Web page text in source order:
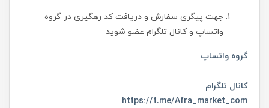
جهت پیگری سفارش و دریافت کد رهگیری در گروه
واتساپ و کانال تلگرام عضو شوید
گروه واتساپ
کانال تلگرام
https://t.me/Afra_market_com